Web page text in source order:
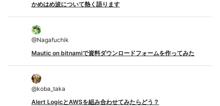
かめはめ波について熱く語ります
@Nagafuchik
Mautic on bitnamiで資料ダウンロードフォームを作ってみた
@koba_taka
Alert LogicとAWSを組み合わせてみたらどう？